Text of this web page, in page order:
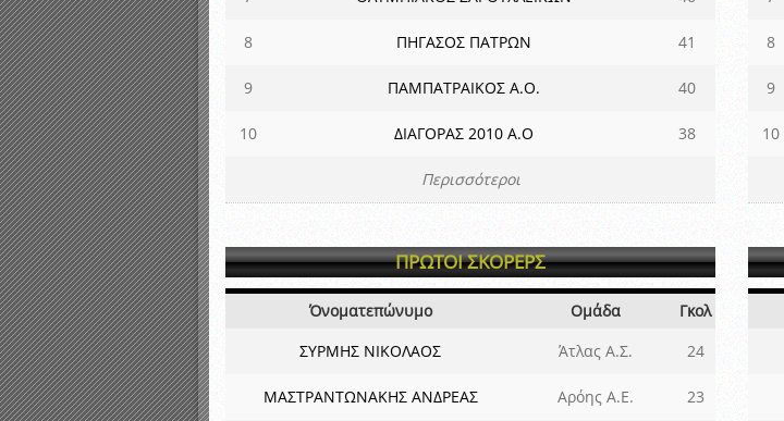
8 ΠΗΓΑΣΟΣ ΠΑΤΡΩΝ 41
9 ΠΑΜΠΑΤΡΑΙΚΟΣ Α.Ο. 40
10 ΔΙΑΓΟΡΑΣ 2010 Α.Ο 38
Περισσότεροι
8
9
10
ΠΡΩΤΟΙ ΣΚΟΡΕΡΣ
Όνοματεπώνυμο Ομάδα
Γκολ
ΣΥΡΜΗΣ ΝΙΚΟΛΑΟΣ
Άτλας Α.Σ. 24
ΜΑΣΤΡΑΝΤΩΝΑΚΗΣ ΑΝΔΡΕΑΣ Αρόης Α.Ε. 23